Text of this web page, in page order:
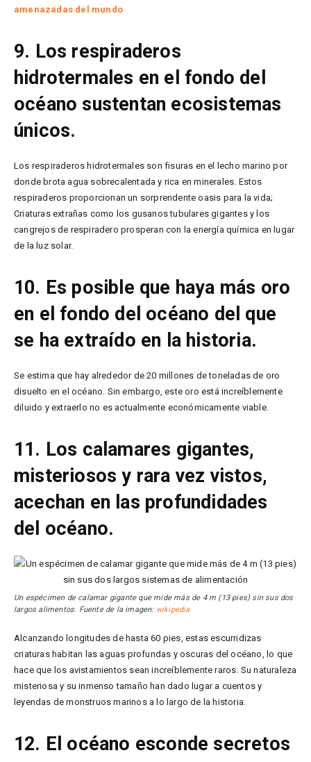
amenazadas del mundo
9. Los respiraderos
hidrotermales en el fondo del
océano sustentan ecosistemas
únicos.
Los respiraderos hidrotermales son fisuras en el lecho marino por
donde brota agua sobrecalentada y rica en minerales. Estos
respiraderos proporcionan un sorprendente oasis para la vida;
Criaturas extrañas como los gusanos tubulares gigantes y los
cangrejos de respiradero prosperan con la energía química en lugar
de la luz solar.
10. Es posible que haya más oro
en el fondo del océano del que
se ha extraído en la historia.
Se estima que hay alrededor de 20 millones de toneladas de oro
disuelto en el océano. Sin embargo, este oro está increíblemente
diluido y extraerlo no es actualmente económicamente viable.
11. Los calamares gigantes,
misteriosos y rara vez vistos,
acechan en las profundidades
del océano.
Un espécimen de calamar gigante que mide más de 4 m (13 pies) sin sus dos
largos alimentos. Fuente de la imagen: wikipedia
Alcanzando longitudes de hasta 60 pies, estas escurridizas
criaturas habitan las aguas profundas y oscuras del océano, lo que
hace que los avistamientos sean increíblemente raros. Su naturaleza
misteriosa y su inmenso tamaño han dado lugar a cuentos y
leyendas de monstruos marinos a lo largo de la historia.
12. El océano esconde secretos